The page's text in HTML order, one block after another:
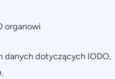
organowi
danych dotyczących IODO,